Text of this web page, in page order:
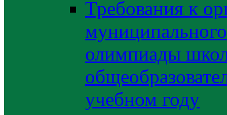
Требования к
олимпиады
учебном году